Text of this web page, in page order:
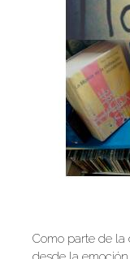
Como parte de la